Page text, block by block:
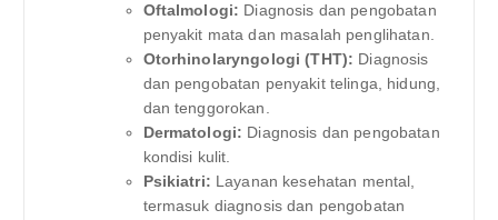
Oftalmologi: Diagnosis dan pengobatan
penyakit mata dan masalah penglihatan.
Otorhinolaryngologi (THT): Diagnosis
dan pengobatan penyakit telinga, hidung,
dan tenggorokan.
Dermatologi: Diagnosis dan pengobatan
kondisi kulit.
Psikiatri: Layanan kesehatan mental,
termasuk diagnosis dan pengobatan